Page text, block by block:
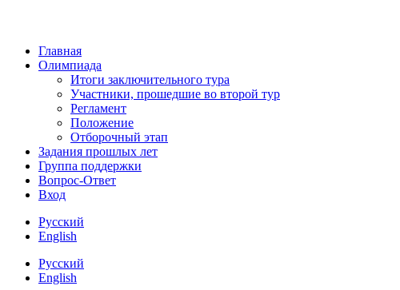
Главная
Олимпиада
Итоги заключительного тура
Участники, прошедшие во второй тур
Регламент
Положение
Отборочный этап
Задания прошлых лет
Группа поддержки
Вопрос-Ответ
Вход
Русский
English
Русский
English